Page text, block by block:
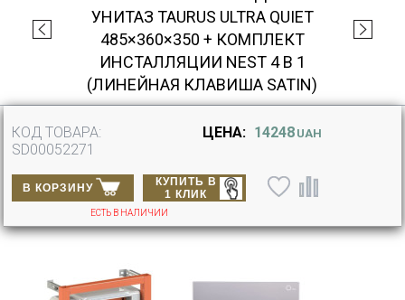
УНИТАЗ TAURUS ULTRA QUIET
485×360×350 + КОМПЛЕКТ
ИНСТАЛЛЯЦИИ NEST 4 В 1
(ЛИНЕЙНАЯ КЛАВИША SATIN)
КОД ТОВАРА:
SD00052271
ЦЕНА: 14248 UAH
В КОРЗИНУ
КУПИТЬ В
1 КЛИК
ЕСТЬ В НАЛИЧИИ